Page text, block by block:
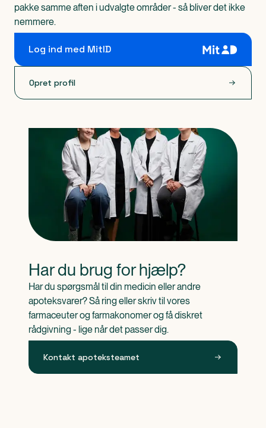
pakke samme aften i udvalgte områder - så bliver det ikke
nemmere.
Log ind med MitID
Opret profil
Har du brug for hjælp?
Har du spørgsmål til din medicin eller andre
apoteksvarer? Så ring eller skriv til vores
farmaceuter og farmakonomer og få diskret
rådgivning - lige når det passer dig.
Kontakt apoteksteamet